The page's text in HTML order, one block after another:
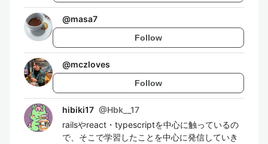
@masa7
Follow
@mczloves
Follow
hibiki17 @Hbk__17
railsやreact・typescriptを中心に触っているの
で、そこで学習したことを中心に発信していき